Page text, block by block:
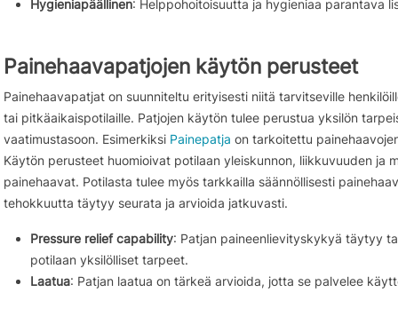
Hygieniapäällinen: Helppohoitoisuutta ja hygieniaa parantava
Painehaavapatjojen käytön perusteet
Painehaavapatjat on suunniteltu erityisesti niitä tarvitseville
tai pitkäaikaispotilaille. Patjojen käytön tulee perustua yksilön
vaatimustasoon. Esimerkiksi Painepatja on tarkoitettu
Käytön perusteet huomioivat potilaan yleiskunnon, liikkuvuuden ja
painehaavat. Potilasta tulee myös tarkkailla säännöllisesti
tehokkuutta täytyy seurata ja arvioida jatkuvasti.
Pressure relief capability: Patjan paineenlievityskykyä täytyy
potilaan yksilölliset tarpeet.
Laatua: Patjan laatua on tärkeä arvioida, jotta se palvelee